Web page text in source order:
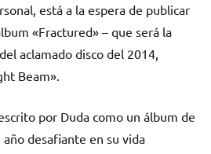
está a la espera de publicar
«Fractured» – que será la
aclamado disco del 2014,
Beam».
por Duda como un álbum de
desafiante en su vida